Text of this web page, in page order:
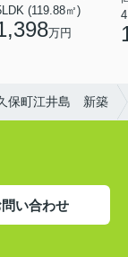
(119.88㎡)
万円
保町江井島 新築
い合わせ